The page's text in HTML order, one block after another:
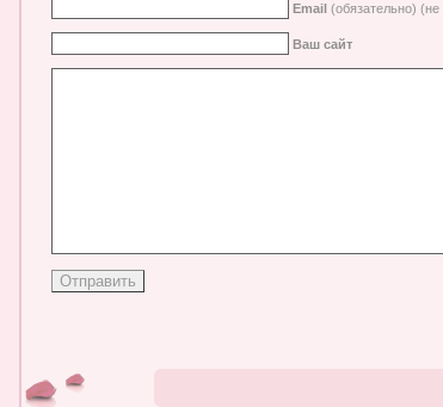
Email (обязательно) (не
Ваш сайт